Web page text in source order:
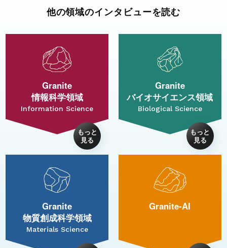
他の領域のインタビューを読む
Granite
情報科学領域
Information Science
Granite
バイオサイエンス領域
Biological Science
Granite
物質創成科学領域
Materials Science
Granite-AI